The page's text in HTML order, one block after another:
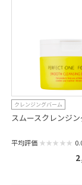
クレンジングバーム
スムースクレンジ
平均評価